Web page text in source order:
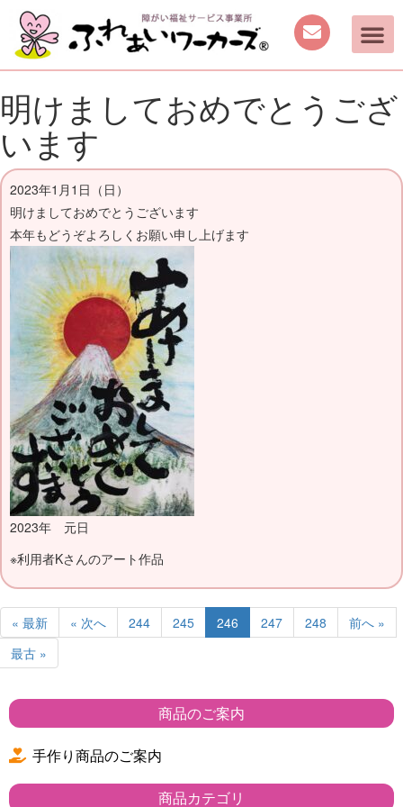
明けましておめでとうござ
います
2023年1月1日（日）
明けましておめでとうございます
本年もどうぞよろしくお願い申し上げます
2023年 元日
※利用者Kさんのアート作品
« 最新 « 次へ 244 245 246 247 248
前へ »
最古 »
商品のご案内
手作り商品のご案内
商品カテゴリ